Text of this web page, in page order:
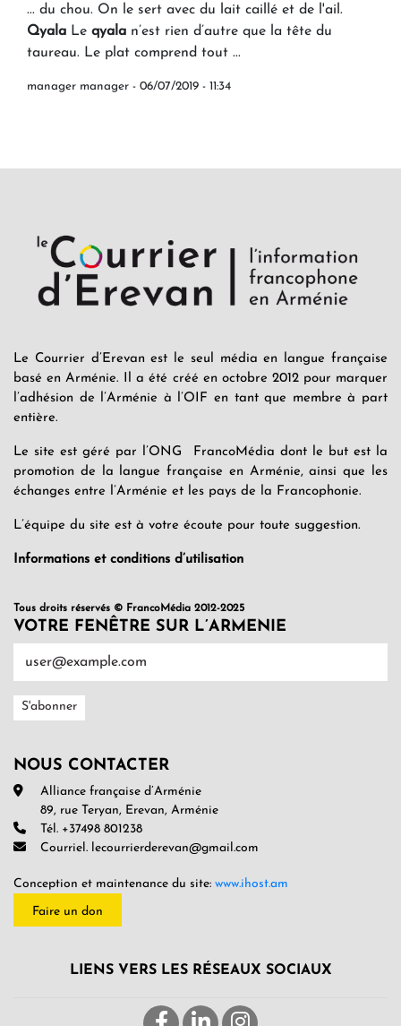
... du chou. On le sert avec du lait caillé et de l'ail.
Qyala Le qyala n’est rien d’autre que la tête du
taureau. Le plat comprend tout ...
manager manager - 06/07/2019 - 11:34
Le Courrier d’Erevan est le seul média en langue française
basé en Arménie. Il a été créé en octobre 2012 pour marquer
l’adhésion de l’Arménie à l’OIF en tant que membre à part
entière.
Le site est géré par l’ONG FrancoMédia dont le but est la
promotion de la langue française en Arménie, ainsi que les
échanges entre l’Arménie et les pays de la Francophonie.
L’équipe du site est à votre écoute pour toute suggestion.
Informations et conditions d’utilisation
Tous droits réservés © FrancoMédia 2012-2025
VOTRE FENÊTRE SUR L’ARMENIE
NOUS CONTACTER
Alliance française d’Arménie
89, rue Teryan, Erevan, Arménie
Tél. +37498 801238
Courriel. lecourrierderevan@gmail.com
Conception et maintenance du site: www.ihost.am
Faire un don
LIENS VERS LES RÉSEAUX SOCIAUX